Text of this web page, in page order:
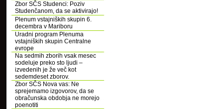
Zbor SČS Studenci: Poziv
Studenčanom, da se aktivirajo!
Plenum vstajniških skupin 6.
decembra v Mariboru
Uradni program Plenuma
vstajniških skupin Centralne
evrope
Na sedmih zborih vsak mesec
sodeluje preko sto ljudi –
izvedenih je že več kot
sedemdeset zborov.
Zbor SČS Nova vas: Ne
sprejemamo izgovorov, da se
obračunska obdobja ne morejo
poenotiti